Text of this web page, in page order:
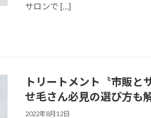
サロンで […]
トリートメント〝市販と
せ毛さん必見の選び方も
2022年8月12日